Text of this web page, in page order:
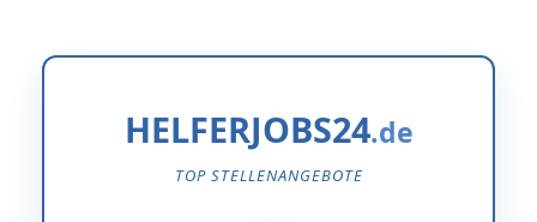
HELFERJOBS24
TOP STELLENANGEBOTE